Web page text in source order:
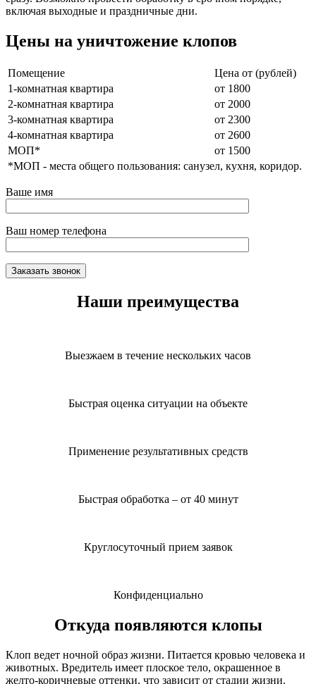
включая выходные и праздничные дни.
Цены на уничтожение клопов
Помещение
Цена от (рублей)
1-комнатная квартира
от 1800
2-комнатная квартира
от 2000
3-комнатная квартира
от 2300
4-комнатная квартира
от 2600
МОП*
от 1500
*МОП - места общего пользования: санузел, кухня, коридор.
Ваше имя
Ваш номер телефона
Наши преимущества
Выезжаем в течение нескольких часов
Быстрая оценка ситуации на объекте
Применение результативных средств
Быстрая обработка – от 40 минут
Круглосуточный прием заявок
Конфиденциально
Откуда появляются клопы
Клоп ведет ночной образ жизни. Питается кровью человека и
животных. Вредитель имеет плоское тело, окрашенное в
желто-коричневые оттенки, что зависит от стадии жизни.